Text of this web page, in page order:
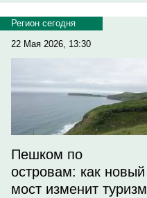
Регион сегодня
22 Мая 2026, 13:30
Пешком по
островам: как новый
мост изменит туризм